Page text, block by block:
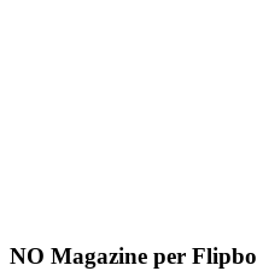
NO Magazine per